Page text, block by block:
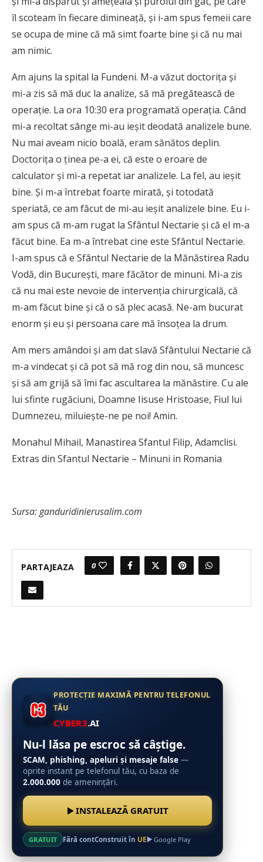
îl scoteam în fiecare dimineaţă, şi i-am spus femeii care
se ocupa de mine că mă simt foarte bine şi că nu mai
am nimic.
Am ajuns la spital la Fundeni. M-a văzut doctoriţa şi
mi-a zis să mă duc la analize, să mă pregătească de
operaţie. La ora 10:30 era programată operaţia. Când
mi-a recoltat sânge mi-au ieşit deodată analizele bune.
Nu mai aveam nicio boală, eram sănătos deplin.
Doctoriţa o ţinea pe-a ei, că este o eroare de
calculator şi mi-a repetat iar analizele. La fel, au ieşit
bine. Şi m-a întrebat foarte mirată, şi totodată
speriată, ce am făcut de mi-au ieşit analizele bine. Eu i-
am spus că m-am rugat la Sfântul Nectarie şi că el m-a
făcut bine. Ea m-a întrebat cine este Sfântul Nectarie.
I-am spus că e Sfântul Nectarie de la Mănăstirea Radu
Vodă, din Bucureşti, mare făcător de minuni. Mi-a zis
că nu mai este nevoie de intervenţia chirurgicală, că
m-am făcut bine şi că o să plec acasă. Ne-am bucurat
enorm şi eu şi persoana care mă însoţea la drum.
Am mers amândoi şi am dat slavă Sfântului Nectarie că
m-a vindecat şi că pot să mă rog din nou, să muncesc
şi să am grijă să îmi fac ascultarea la mănăstire. Cu ale
lui sfinte rugăciuni, Doamne Iisuse Hristoase, Fiul lui
Dumnezeu, miluieşte-ne pe noi! Amin.
Monahul Mihail, Manastirea Sfantul Filip, Adamclisi.
Extras din Sfantul Nectarie – Minuni in Romania
Sursa: ganduridinierusalim.com
PARTAJEAZA 0
PROTECȚIE MAXIMĂ PENTRU TELEFONUL
TĂU
CYBER3.AI
Nu-l lăsa pe escroc să câștige.
SCAM, phishing, apeluri și mesaje false —
oprite instant pe telefonul tău, cu baza de
2.000.000 de amenințări.
INSTALEAZĂ GRATUIT
GRATUIT Fără contConstruit în UE Google Play